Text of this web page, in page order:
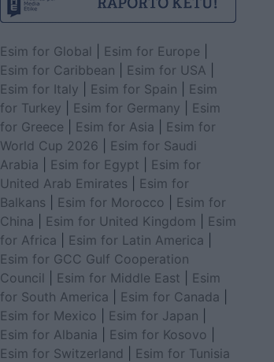
Esim for Global Esim for Europe
Esim for Caribbean
Esim for USA
Esim for Italy
Esim for Spain
Esim
for Turkey
Esim for Germany
Esim
for Greece
Esim for Asia
Esim for
World Cup 2026
Esim for Saudi
Arabia
Esim for Egypt
Esim for
United Arab Emirates
Esim for
Balkans
Esim for Morocco
Esim for
China
Esim for United Kingdom
Esim
for Africa
Esim for Latin America
Esim for GCC Gulf Cooperation
Council
Esim for Middle East
Esim
for South America
Esim for Canada
Esim for Mexico
Esim for Japan
Esim for Albania
Esim for Kosovo
Esim for Switzerland
Esim for Tunisia